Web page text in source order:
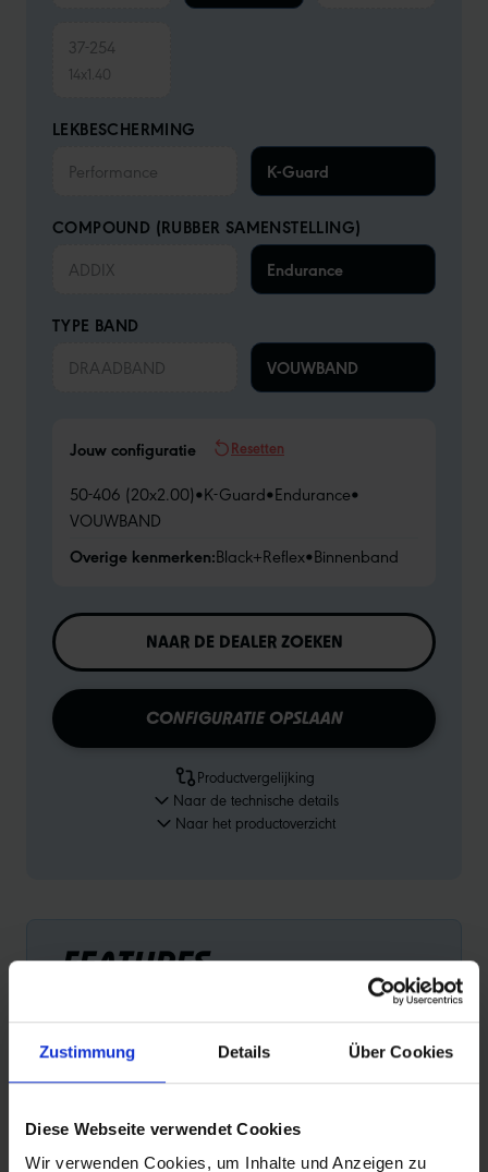
Zustimmung Details Über Cookies
Diese Webseite verwendet Cookies
Wir verwenden Cookies, um Inhalte und Anzeigen zu
37-254
14x1.40
LEKBESCHERMING
Performance K-Guard
COMPOUND (RUBBER SAMENSTELLING)
ADDIX Endurance
TYPE BAND
DRAADBAND VOUWBAND
Jouw configuratie Resetten
50-406 (20x2.00)•K-Guard•Endurance•
VOUWBAND
Overige kenmerken:Black+Reflex•Binnenband
NAAR DE DEALER ZOEKEN
CONFIGURATIE OPSLAAN
Productvergelijking
Naar de technische details
Naar het productoverzicht
FEATURES
ACTIVE LINE